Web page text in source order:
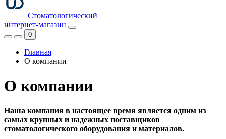
Стоматологический
интернет-магазин
0
Главная
О компании
О компании
Наша компания в настоящее время является одним из
самых крупных и надежных поставщиков
стоматологического оборудования и материалов.